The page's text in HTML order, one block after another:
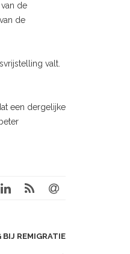
de
de
valt.
een dergelijke
BIJ REMIGRATIE